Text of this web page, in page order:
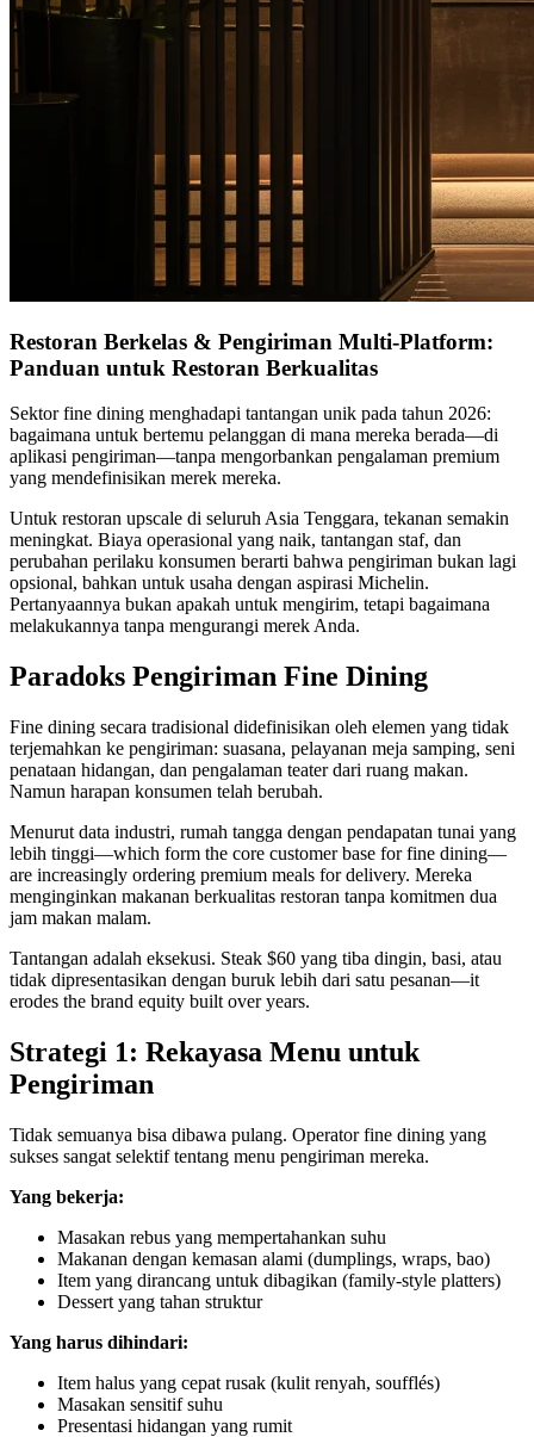
Restoran Berkelas & Pengiriman Multi-Platform:
Panduan untuk Restoran Berkualitas
Sektor fine dining menghadapi tantangan unik pada tahun 2026:
bagaimana untuk bertemu pelanggan di mana mereka berada—di
aplikasi pengiriman—tanpa mengorbankan pengalaman premium
yang mendefinisikan merek mereka.
Untuk restoran upscale di seluruh Asia Tenggara, tekanan semakin
meningkat. Biaya operasional yang naik, tantangan staf, dan
perubahan perilaku konsumen berarti bahwa pengiriman bukan lagi
opsional, bahkan untuk usaha dengan aspirasi Michelin.
Pertanyaannya bukan apakah untuk mengirim, tetapi bagaimana
melakukannya tanpa mengurangi merek Anda.
Paradoks Pengiriman Fine Dining
Fine dining secara tradisional didefinisikan oleh elemen yang tidak
terjemahkan ke pengiriman: suasana, pelayanan meja samping, seni
penataan hidangan, dan pengalaman teater dari ruang makan.
Namun harapan konsumen telah berubah.
Menurut data industri, rumah tangga dengan pendapatan tunai yang
lebih tinggi—which form the core customer base for fine dining—
are increasingly ordering premium meals for delivery. Mereka
menginginkan makanan berkualitas restoran tanpa komitmen dua
jam makan malam.
Tantangan adalah eksekusi. Steak $60 yang tiba dingin, basi, atau
tidak dipresentasikan dengan buruk lebih dari satu pesanan—it
erodes the brand equity built over years.
Strategi 1: Rekayasa Menu untuk
Pengiriman
Tidak semuanya bisa dibawa pulang. Operator fine dining yang
sukses sangat selektif tentang menu pengiriman mereka.
Yang bekerja:
Masakan rebus yang mempertahankan suhu
Makanan dengan kemasan alami (dumplings, wraps, bao)
Item yang dirancang untuk dibagikan (family-style platters)
Dessert yang tahan struktur
Yang harus dihindari:
Item halus yang cepat rusak (kulit renyah, soufflés)
Masakan sensitif suhu
Presentasi hidangan yang rumit